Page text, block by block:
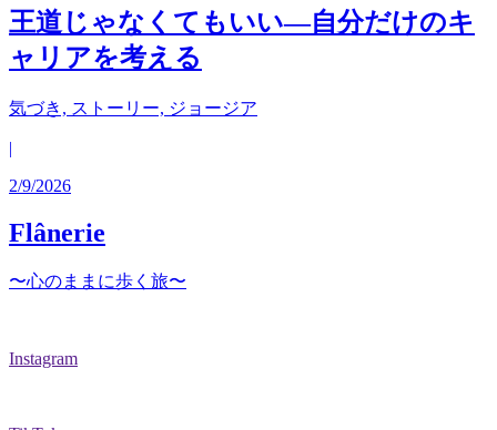
王道じゃなくてもいい—自分だけのキ
ャリアを考える
気づき, ストーリー, ジョージア
|
2/9/2026
Flânerie
〜心のままに歩く旅〜
Instagram